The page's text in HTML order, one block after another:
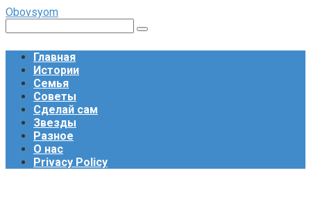
Перейти
контенту
Obovsyom
Главная
Истории
Семья
Советы
Сделай сам
Звезды
Разное
О нас
Privacy Policy